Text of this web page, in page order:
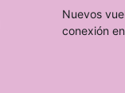
Nuevos
conexión